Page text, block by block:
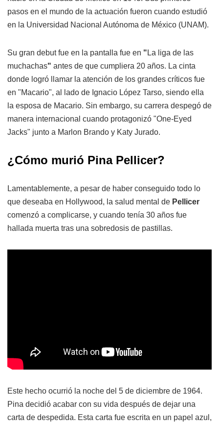
pasos en el mundo de la actuación fueron cuando estudió
en la Universidad Nacional Autónoma de México (UNAM).
Su gran debut fue en la pantalla fue en " La liga de las
muchachas" antes de que cumpliera 20 años. La cinta
donde logró llamar la atención de los grandes críticos fue
en "Macario", al lado de Ignacio López Tarso, siendo ella
la esposa de Macario. Sin embargo, su carrera despegó de
manera internacional cuando protagonizó "One-Eyed
Jacks" junto a Marlon Brando y Katy Jurado.
¿Cómo murió Pina Pellicer?
Lamentablemente, a pesar de haber conseguido todo lo
que deseaba en Hollywood, la salud mental de Pellicer
comenzó a complicarse, y cuando tenía 30 años fue
hallada muerta tras una sobredosis de pastillas.
Este hecho ocurrió la noche del 5 de diciembre de 1964.
Pina decidió acabar con su vida después de dejar una
carta de despedida. Esta carta fue escrita en un papel azul,